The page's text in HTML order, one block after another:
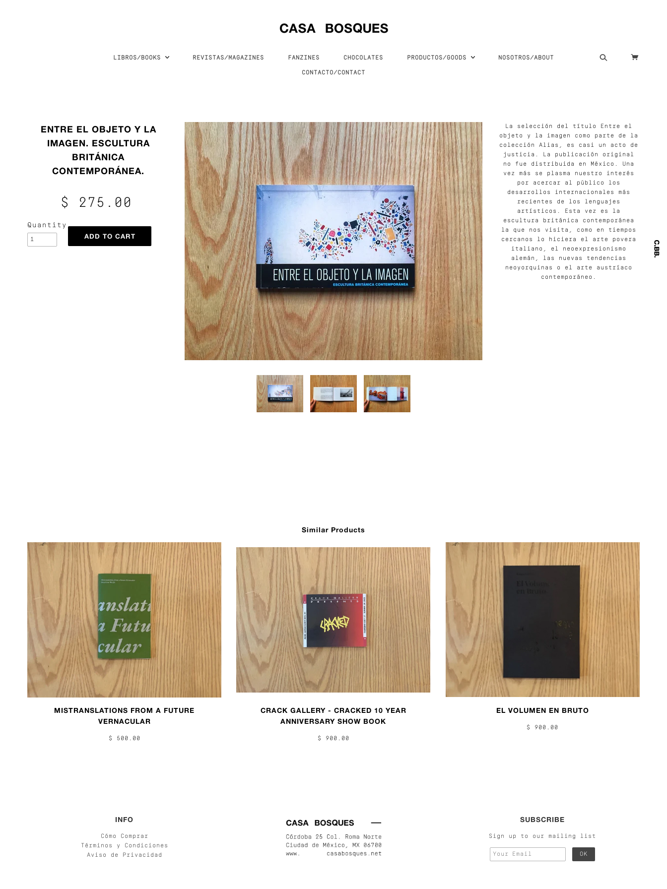
LIBROS/BOOKS REVISTAS/MAGAZINES FANZINES CHOCOLATES PRODUCTOS/GOODS NOSOTROS/ABOUT
CONTACTO/CONTACT
ENTRE EL OBJETO Y LA
IMAGEN. ESCULTURA
BRITÁNICA
CONTEMPORÁNEA.
$ 275.00
Quantity
La selección del título Entre el
objeto y la imagen como parte de la
colección Alias, es casi un acto de
justicia. La publicación original
no fue distribuida en México. Una
vez más se plasma nuestro interés
por acercar al público los
desarrollos internacionales más
recientes de los lenguajes
artísticos. Esta vez es la
escultura británica contemporánea
la que nos visita, como en tiempos
cercanos lo hiciera el arte povera
italiano, el neoexpresionismo
alemán, las nuevas tendencias
neoyorquinas o el arte austríaco
contemporáneo.
Similar Products
MISTRANSLATIONS FROM A FUTURE
VERNACULAR
$ 500.00
CRACK GALLERY - CRACKED 10 YEAR
ANNIVERSARY SHOW BOOK
$ 900.00
EL VOLUMEN EN BRUTO
$ 900.00
INFO
Cómo Comprar
Términos y Condiciones
Aviso de Privacidad
SUBSCRIBE
Sign up to our mailing list